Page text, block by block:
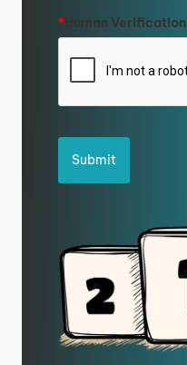
Human Verification
*
Submit